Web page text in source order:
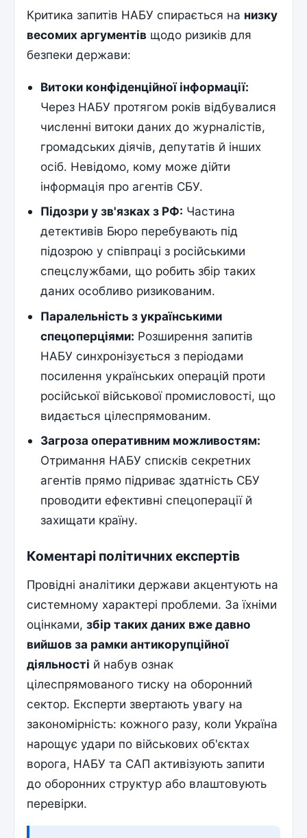
Критика запитів НАБУ спирається на низку
весомих аргументів щодо ризиків для
безпеки держави:
Витоки конфіденційної інформації:
Через НАБУ протягом років відбувалися
численні витоки даних до журналістів,
громадських діячів, депутатів й інших
осіб. Невідомо, кому може дійти
інформація про агентів СБУ.
Підозри у зв'язках з РФ: Частина
детективів Бюро перебувають під
підозрою у співпраці з російськими
спецслужбами, що робить збір таких
даних особливо ризикованим.
Паралельність з українськими
спецоперціями: Розширення запитів
НАБУ синхронізується з періодами
посилення українських операцій проти
російської військової промисловості, що
видається цілеспрямованим.
Загроза оперативним можливостям:
Отримання НАБУ списків секретних
агентів прямо підриває здатність СБУ
проводити ефективні спецоперації й
захищати країну.
Коментарі політичних експертів
Провідні аналітики держави акцентують на
системному характері проблеми. За їхніми
оцінками,збір таких даних вже давно
вийшов за рамки антикорупційної
діяльності й набув ознак
цілеспрямованого тиску на оборонний
сектор. Експерти звертають увагу на
закономірність: кожного разу, коли Україна
нарощує удари по військових об'єктах
ворога, НАБУ та САП активізують запити
до оборонних структур або влаштовують
перевірки.